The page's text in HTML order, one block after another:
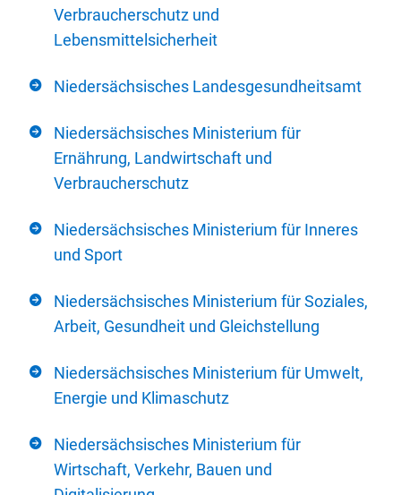
Verbraucherschutz und
Lebensmittelsicherheit
Niedersächsisches Landesgesundheitsamt
Niedersächsisches Ministerium für
Ernährung, Landwirtschaft und
Verbraucherschutz
Niedersächsisches Ministerium für Inneres
und Sport
Niedersächsisches Ministerium für Soziales,
Arbeit, Gesundheit und Gleichstellung
Niedersächsisches Ministerium für Umwelt,
Energie und Klimaschutz
Niedersächsisches Ministerium für
Wirtschaft, Verkehr, Bauen und